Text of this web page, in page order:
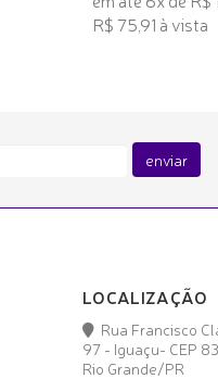
R$ 75,91 à vista
enviar
LOCALIZAÇÃO
Rua Francisco
97 - Iguaçu- CEP
Rio Grande/PR